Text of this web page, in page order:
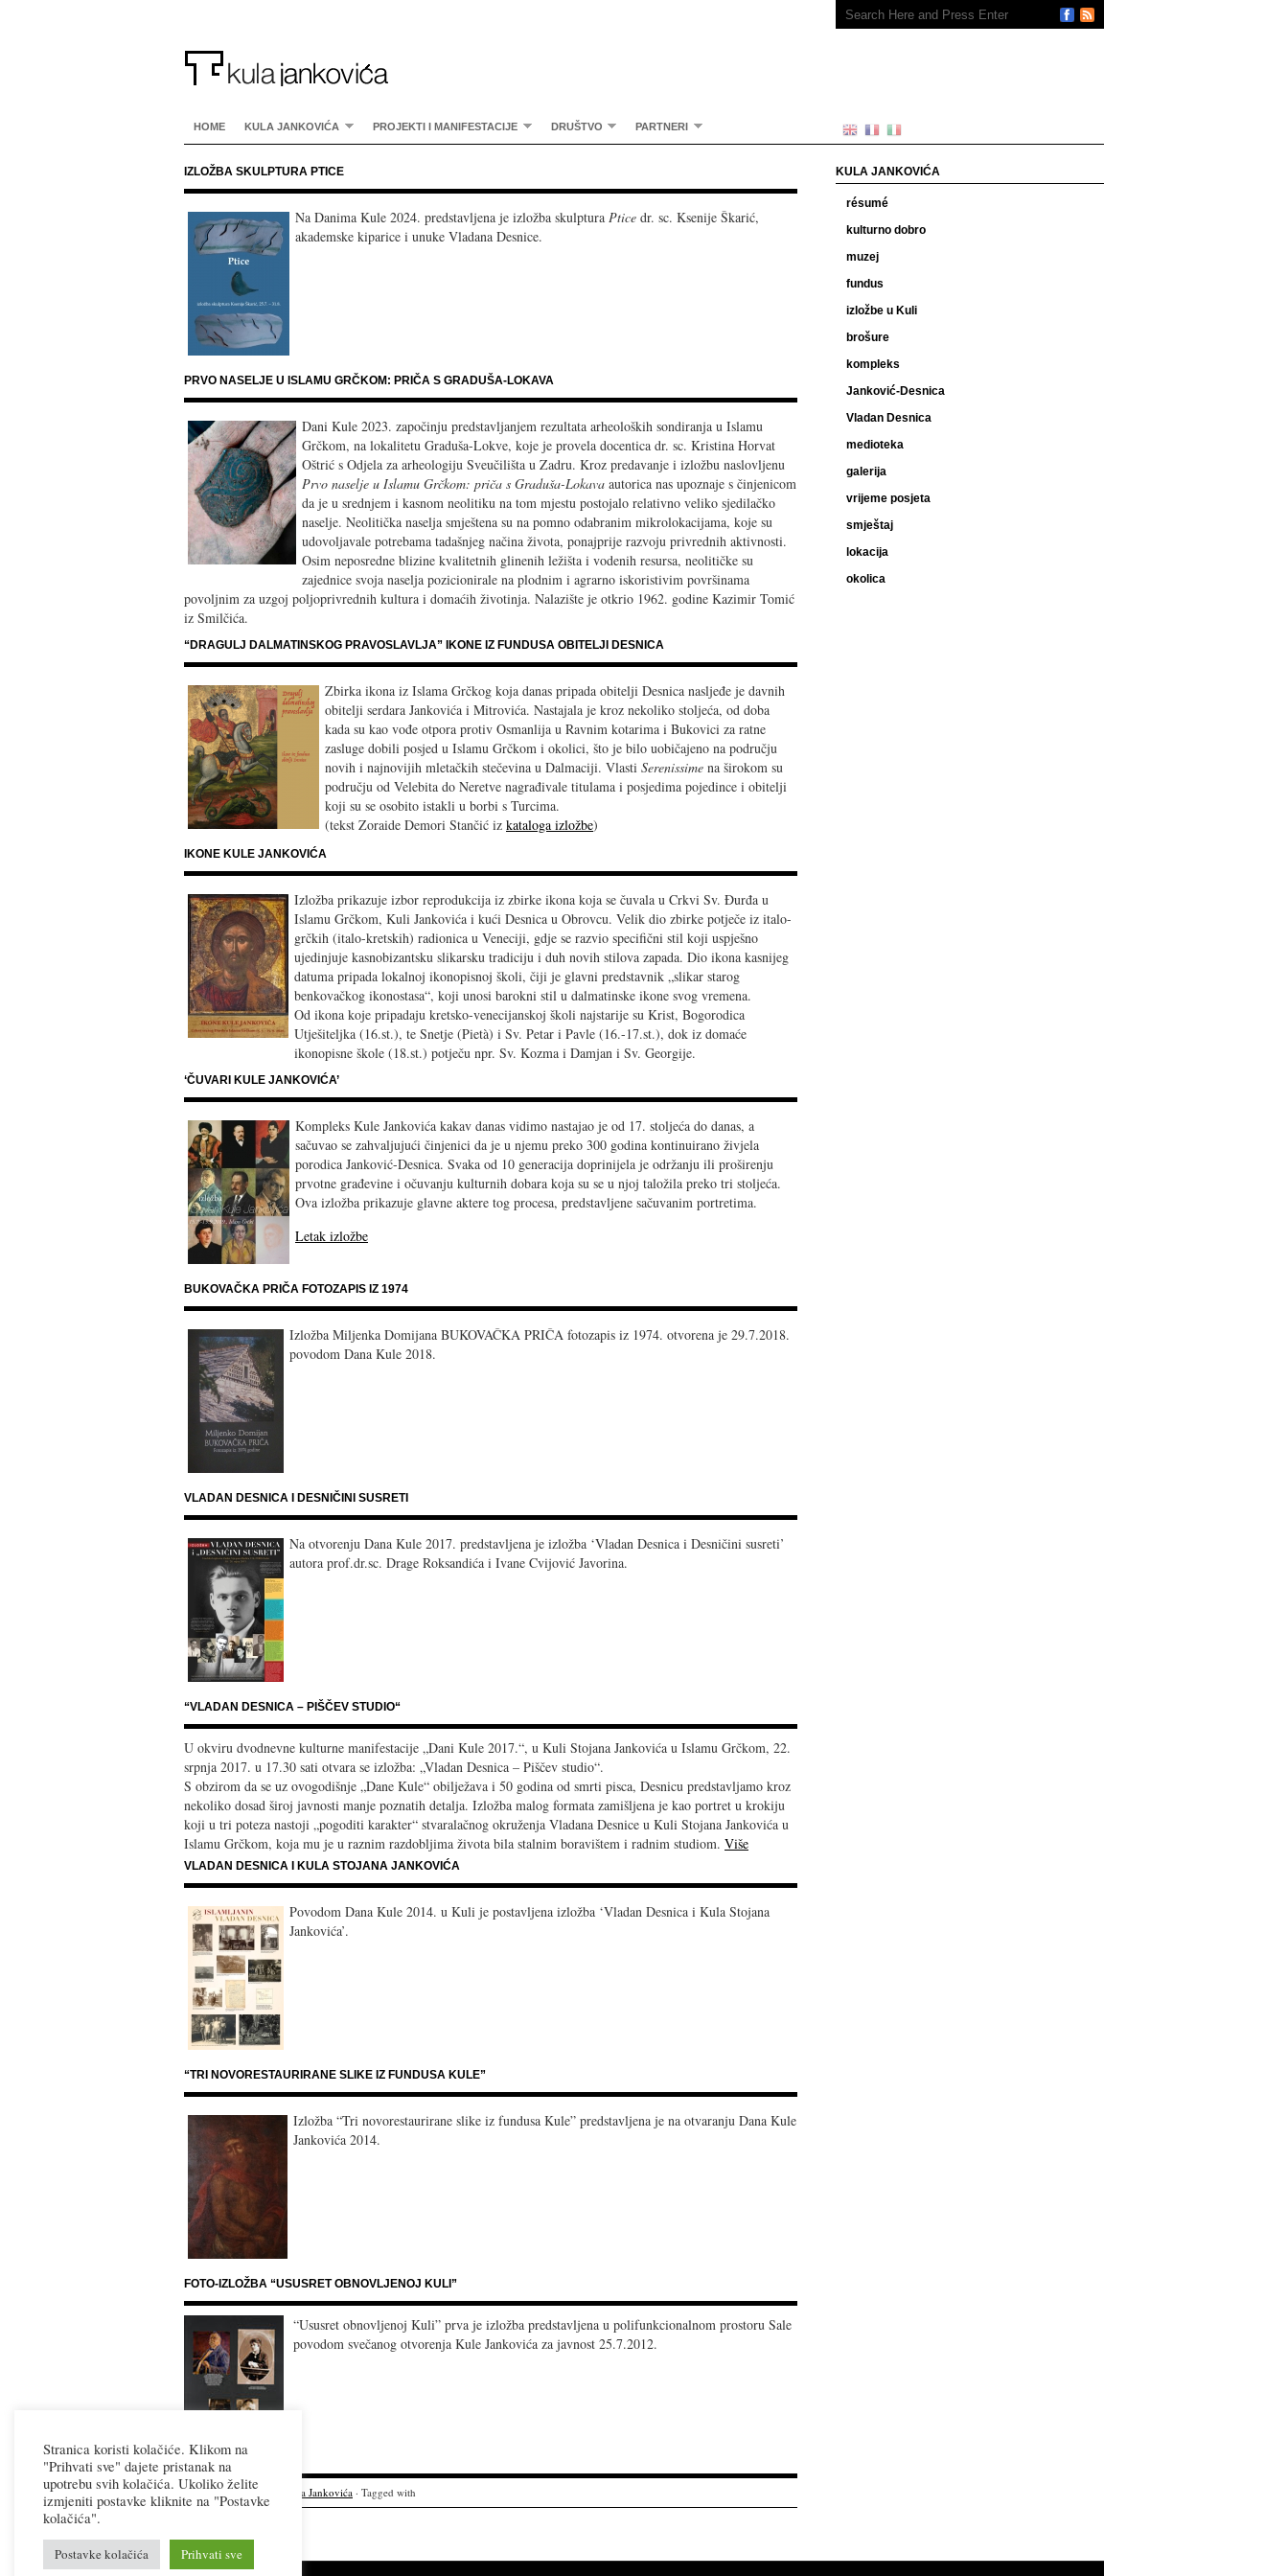
HOME KULA JANKOVIĆA PROJEKTI I MANIFESTACIJE DRUŠTVO PARTNERI
IZLOŽBA SKULPTURA PTICE
Na Danima Kule 2024. predstavljena je izložba skulptura Ptice dr. sc. Ksenije Škarić,
akademske kiparice i unuke Vladana Desnice.
PRVO NASELJE U ISLAMU GRČKOM: PRIČA S GRADUŠA-LOKAVA
Dani Kule 2023. započinju predstavljanjem rezultata arheoloških sondiranja u Islamu
Grčkom, na lokalitetu Graduša-Lokve, koje je provela docentica dr. sc. Kristina Horvat
Oštrić s Odjela za arheologiju Sveučilišta u Zadru. Kroz predavanje i izložbu naslovljenu
Prvo naselje u Islamu Grčkom: priča s Graduša-Lokava autorica nas upoznaje s činjenicom
da je u srednjem i kasnom neolitiku na tom mjestu postojalo relativno veliko sjedilačko
naselje. Neolitička naselja smještena su na pomno odabranim mikrolokacijama, koje su
udovoljavale potrebama tadašnjeg načina života, ponajprije razvoju privrednih aktivnosti.
Osim neposredne blizine kvalitetnih glinenih ležišta i vodenih resursa, neolitičke su
zajednice svoja naselja pozicionirale na plodnim i agrarno iskoristivim površinama
povoljnim za uzgoj poljoprivrednih kultura i domaćih životinja. Nalazište je otkrio 1962. godine Kazimir Tomić
iz Smilčića.
“DRAGULJ DALMATINSKOG PRAVOSLAVLJA” IKONE IZ FUNDUSA OBITELJI DESNICA
Zbirka ikona iz Islama Grčkog koja danas pripada obitelji Desnica nasljeđe je davnih
obitelji serdara Jankovića i Mitrovića. Nastajala je kroz nekoliko stoljeća, od doba
kada su kao vođe otpora protiv Osmanlija u Ravnim kotarima i Bukovici za ratne
zasluge dobili posjed u Islamu Grčkom i okolici, što je bilo uobičajeno na području
novih i najnovijih mletačkih stečevina u Dalmaciji. Vlasti Serenissime na širokom su
području od Velebita do Neretve nagrađivale titulama i posjedima pojedince i obitelji
koji su se osobito istakli u borbi s Turcima.
(tekst Zoraide Demori Stančić iz kataloga izložbe)
IKONE KULE JANKOVIĆA
Izložba prikazuje izbor reprodukcija iz zbirke ikona koja se čuvala u Crkvi Sv. Đurđa u
Islamu Grčkom, Kuli Jankovića i kući Desnica u Obrovcu. Velik dio zbirke potječe iz italo-
grčkih (italo-kretskih) radionica u Veneciji, gdje se razvio specifični stil koji uspješno
ujedinjuje kasnobizantsku slikarsku tradiciju i duh novih stilova zapada. Dio ikona kasnijeg
datuma pripada lokalnoj ikonopisnoj školi, čiji je glavni predstavnik „slikar starog
benkovačkog ikonostasa“, koji unosi barokni stil u dalmatinske ikone svog vremena.
Od ikona koje pripadaju kretsko-venecijanskoj školi najstarije su Krist, Bogorodica
Utješiteljka (16.st.), te Snetje (Pietà) i Sv. Petar i Pavle (16.-17.st.), dok iz domaće
ikonopisne škole (18.st.) potječu npr. Sv. Kozma i Damjan i Sv. Georgije.
‘ČUVARI KULE JANKOVIĆA’
Kompleks Kule Jankovića kakav danas vidimo nastajao je od 17. stoljeća do danas, a
sačuvao se zahvaljujući činjenici da je u njemu preko 300 godina kontinuirano živjela
porodica Janković-Desnica. Svaka od 10 generacija doprinijela je održanju ili proširenju
prvotne građevine i očuvanju kulturnih dobara koja su se u njoj taložila preko tri stoljeća.
Ova izložba prikazuje glavne aktere tog procesa, predstavljene sačuvanim portretima.
Letak izložbe
BUKOVAČKA PRIČA FOTOZAPIS IZ 1974
Izložba Miljenka Domijana BUKOVAČKA PRIČA fotozapis iz 1974. otvorena je 29.7.2018.
povodom Dana Kule 2018.
VLADAN DESNICA I DESNIČINI SUSRETI
Na otvorenju Dana Kule 2017. predstavljena je izložba ‘Vladan Desnica i Desničini susreti’
autora prof.dr.sc. Drage Roksandića i Ivane Cvijović Javorina.
“VLADAN DESNICA – PIŠČEV STUDIO“
U okviru dvodnevne kulturne manifestacije „Dani Kule 2017.“, u Kuli Stojana Jankovića u Islamu Grčkom, 22.
srpnja 2017. u 17.30 sati otvara se izložba: „Vladan Desnica – Piščev studio“.
S obzirom da se uz ovogodišnje „Dane Kule“ obilježava i 50 godina od smrti pisca, Desnicu predstavljamo kroz
nekoliko dosad široj javnosti manje poznatih detalja. Izložba malog formata zamišljena je kao portret u krokiju
koji u tri poteza nastoji „pogoditi karakter“ stvaralačnog okruženja Vladana Desnice u Kuli Stojana Jankovića u
Islamu Grčkom, koja mu je u raznim razdobljima života bila stalnim boravištem i radnim studiom. Više
VLADAN DESNICA I KULA STOJANA JANKOVIĆA
Povodom Dana Kule 2014. u Kuli je postavljena izložba ‘Vladan Desnica i Kula Stojana
Jankovića’.
“TRI NOVORESTAURIRANE SLIKE IZ FUNDUSA KULE”
Izložba “Tri novorestaurirane slike iz fundusa Kule” predstavljena je na otvaranju Dana Kule
Jankovića 2014.
FOTO-IZLOŽBA “USUSRET OBNOVLJENOJ KULI”
“Ususret obnovljenoj Kuli” prva je izložba predstavljena u polifunkcionalnom prostoru Sale
povodom svečanog otvorenja Kule Jankovića za javnost 25.7.2012.
Filed underizložbe Kula Jankovića · Tagged with
KULA JANKOVIĆA
résumé
kulturno dobro
muzej
fundus
izložbe u Kuli
brošure
kompleks
Janković-Desnica
Vladan Desnica
medioteka
galerija
vrijeme posjeta
smještaj
lokacija
okolica
Stranica koristi kolačiće. Klikom na
"Prihvati sve" dajete pristanak na
upotrebu svih kolačića. Ukoliko želite
izmjeniti postavke kliknite na "Postavke
kolačića".
Postavke kolačića Prihvati sve